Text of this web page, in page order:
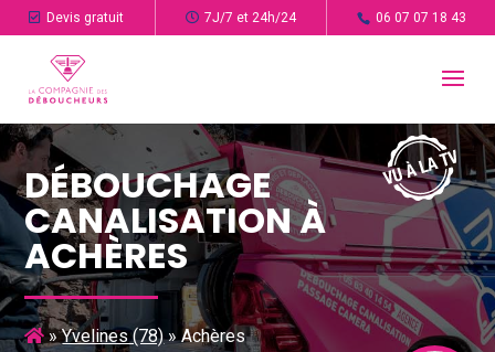
Devis gratuit 7J/7 et 24h/24 06 07 07 18 43
DÉBOUCHAGE
CANALISATION À
ACHÈRES
»Yvelines (78)»Achères